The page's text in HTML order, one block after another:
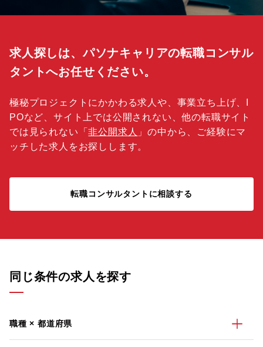
求人探しは、パソナキャリアの転職コンサル
タントへお任せください。
極秘プロジェクトにかかわる求人や、事業立ち上げ、I
POなど、サイト上では公開されない、他の転職サイト
では見られない「非公開求人 」の中から、ご経験にマ
ッチした求人をお探しします。
転職コンサルタントに相談する
同じ条件の求人を探す
職種 × 都道府県